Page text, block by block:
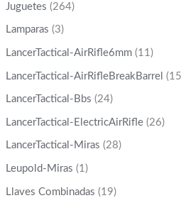
Juguetes (264)
Lamparas (3)
LancerTactical-AirRifle6mm (11)
LancerTactical-AirRifleBreakBarrel
LancerTactical-Bbs (24)
LancerTactical-ElectricAirRifle (26)
LancerTactical-Miras (28)
Leupold-Miras (1)
Llaves Combinadas (19)